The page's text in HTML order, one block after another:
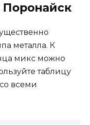
металла. К
микс можно
таблицу
всеми